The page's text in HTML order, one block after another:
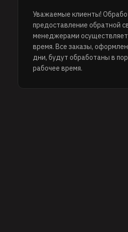
Уважаемые клиенты!
предоставление обратной
менеджерами
время. Все заказы,
дни, будут обработаны в
рабочее время.